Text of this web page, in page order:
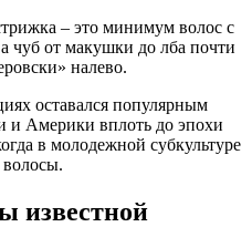
– это минимум волос с
чуб от макушки до лба почти
налево.
оставался популярным
и Америки вплоть до эпохи
в молодежной субкультуре
известной